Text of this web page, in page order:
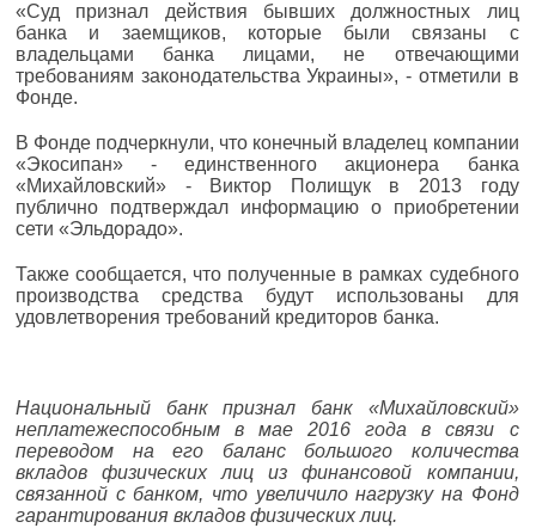
«Суд признал действия бывших должностных лиц
банка и заемщиков, которые были связаны с
владельцами банка лицами, не отвечающими
требованиям законодательства Украины», - отметили в
Фонде.
В Фонде подчеркнули, что конечный владелец компании
«Экосипан» - единственного акционера банка
«Михайловский» - Виктор Полищук в 2013 году
публично подтверждал информацию о приобретении
сети «Эльдорадо».
Также сообщается, что полученные в рамках судебного
производства средства будут использованы для
удовлетворения требований кредиторов банка.
Национальный банк признал банк «Михайловский»
неплатежеспособным в мае 2016 года в связи с
переводом на его баланс большого количества
вкладов физических лиц из финансовой компании,
связанной с банком, что увеличило нагрузку на Фонд
гарантирования вкладов физических лиц.